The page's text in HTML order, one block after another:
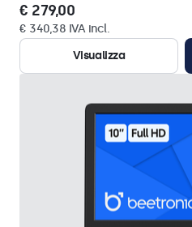
€ 279,00
€ 340,38 IVA incl.
Visualizza